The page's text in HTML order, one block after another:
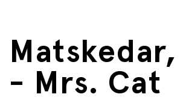
- Mrs. Cat